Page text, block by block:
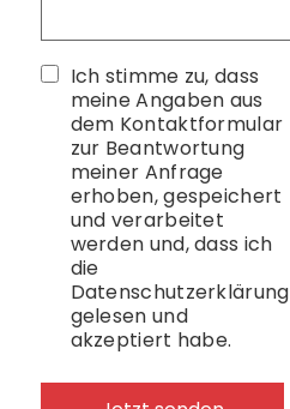
Ich stimme zu, dass
meine Angaben aus
dem Kontaktformular
zur Beantwortung
meiner Anfrage
erhoben, gespeichert
und verarbeitet
werden und, dass ich
die
Datenschutzerklärung
gelesen und
akzeptiert habe.